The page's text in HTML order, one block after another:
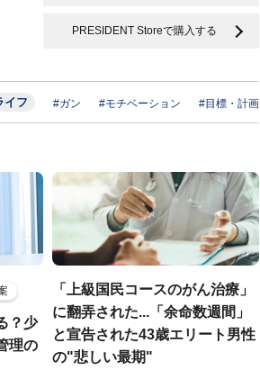
PRESIDENT Storeで購入する
イフ #ガン #モチベーション #目標・計画
？少
理の
「上級国民コースのがん治療」
に翻弄された...「余命数週間」
と宣告された43歳エリート男性
の"悲しい最期"